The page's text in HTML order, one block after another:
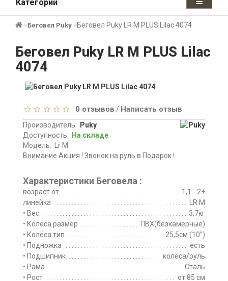
Категории
Беговел Puky Беговел Puky LR M PLUS Lilac 4074
Беговел Puky LR M PLUS Lilac
4074
0 отзывов / Написать отзыв
Производитель:
Puky
Доступность:
На складе
Модель:
Lr M
Внимание Акция ! Звонок на руль в Подарок !
Характеристики Беговела :
возраст от
1,1 - 2+
линейка
LR M
• Вес
3,7кг
• Колёса размер
ПВХ(безкамерные)
• Колёса тип
25,5см (10'')
• Подножка
есть
• Подшипник
колёса/руль
• Рама
Сталь
• Рост
от 85 см